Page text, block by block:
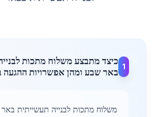
1
כיצד מתבצע משלוח מתכות
באר שבע ומהן אפשרויות ההגעה
משלוח מתכות לבנייה תעשייתית